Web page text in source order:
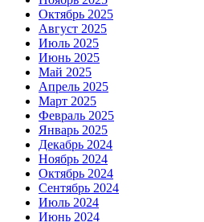
Октябрь 2025
Август 2025
Июль 2025
Июнь 2025
Май 2025
Апрель 2025
Март 2025
Февраль 2025
Январь 2025
Декабрь 2024
Ноябрь 2024
Октябрь 2024
Сентябрь 2024
Июль 2024
Июнь 2024